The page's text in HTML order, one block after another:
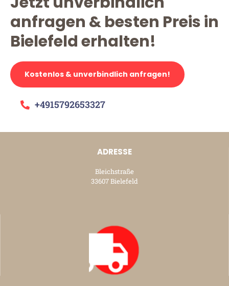
anfragen & besten Preis in
Bielefeld erhalten!
Kostenlos & unverbindlich anfragen!
+4915792653327
ADRESSE
Bleichstraße
33607 Bielefeld